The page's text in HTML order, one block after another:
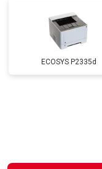
ECOSYS P2335d